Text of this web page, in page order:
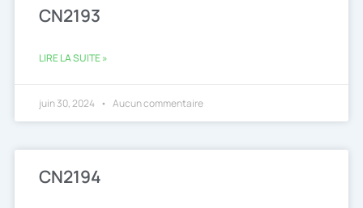
CN2193
LIRE LA SUITE »
juin 30, 2024 Aucun commentaire
CN2194